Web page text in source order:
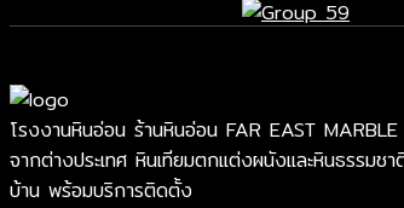
โรงงานหินอ่อน ร้านหินอ่อน FAR EAST
จากต่างประเทศ หินเทียมตกแต่งผนังและหินธรรม
บ้าน พร้อมบริการติดตั้ง